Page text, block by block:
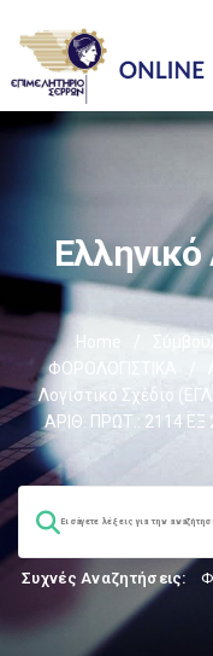
Ελληνικό
Home
ΦΟΡΟΛΟΓΙΣΤΙΚΑ
Λογιστικό Σχέδιο
ΑΡΙΘ. ΠΡΩΤ.: 2114
Συχνές Αναζητήσεις: